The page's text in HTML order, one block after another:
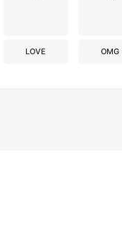
LOVE OMG